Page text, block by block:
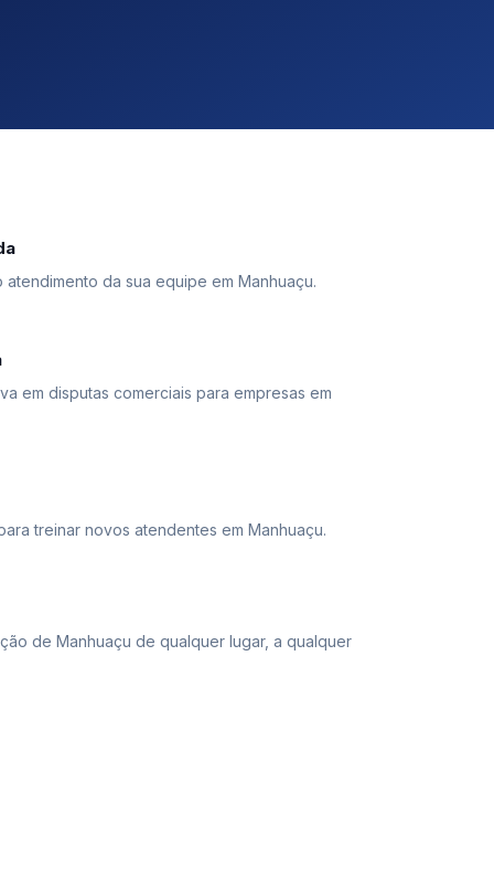
da sua equipe em Manhuaçu.
em disputas comerciais para empresas em
treinar novos atendentes em Manhuaçu.
de Manhuaçu de qualquer lugar, a qualquer